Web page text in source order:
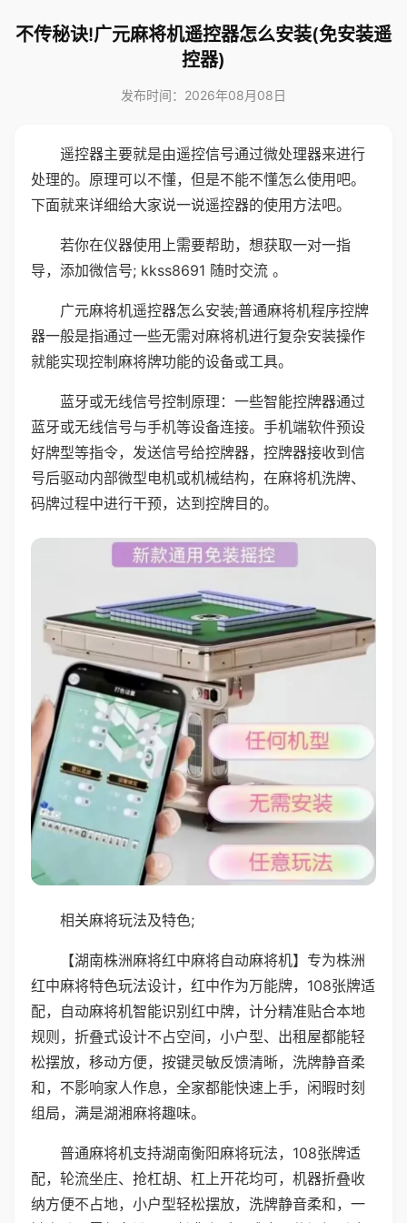
不传秘诀!广元麻将机遥控器怎么安装(免安装遥
控器)
发布时间：2026年08月08日
遥控器主要就是由遥控信号通过微处理器来进行
处理的。原理可以不懂，但是不能不懂怎么使用吧。
下面就来详细给大家说一说遥控器的使用方法吧。
若你在仪器使用上需要帮助，想获取一对一指
导，添加微信号; kkss8691 随时交流 。
广元麻将机遥控器怎么安装;普通麻将机程序控牌
器一般是指通过一些无需对麻将机进行复杂安装操作
就能实现控制麻将牌功能的设备或工具。
蓝牙或无线信号控制原理：一些智能控牌器通过
蓝牙或无线信号与手机等设备连接。手机端软件预设
好牌型等指令，发送信号给控牌器，控牌器接收到信
号后驱动内部微型电机或机械结构，在麻将机洗牌、
码牌过程中进行干预，达到控牌目的。
相关麻将玩法及特色;
【湖南株洲麻将红中麻将自动麻将机】专为株洲
红中麻将特色玩法设计，红中作为万能牌，108张牌适
配，自动麻将机智能识别红中牌，计分精准贴合本地
规则，折叠式设计不占空间，小户型、出租屋都能轻
松摆放，移动方便，按键灵敏反馈清晰，洗牌静音柔
和，不影响家人作息，全家都能快速上手，闲暇时刻
组局，满是湖湘麻将趣味。
普通麻将机支持湖南衡阳麻将玩法，108张牌适
配，轮流坐庄、抢杠胡、杠上开花均可，机器折叠收
纳方便不占地，小户型轻松摆放，洗牌静音柔和，一